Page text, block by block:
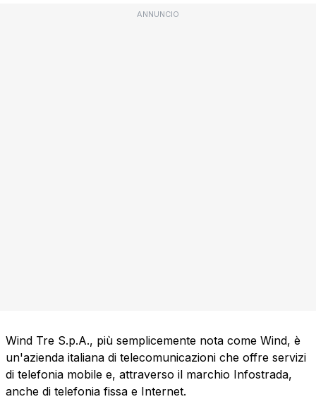
ANNUNCIO
Wind Tre S.p.A., più semplicemente nota come Wind, è
un'azienda italiana di telecomunicazioni che offre servizi
di telefonia mobile e, attraverso il marchio Infostrada,
anche di telefonia fissa e Internet.